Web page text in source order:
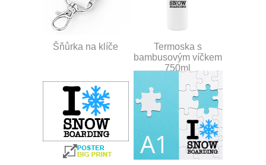
Šňůrka na klíče
Termoska s
bambusovým víčkem
750ml